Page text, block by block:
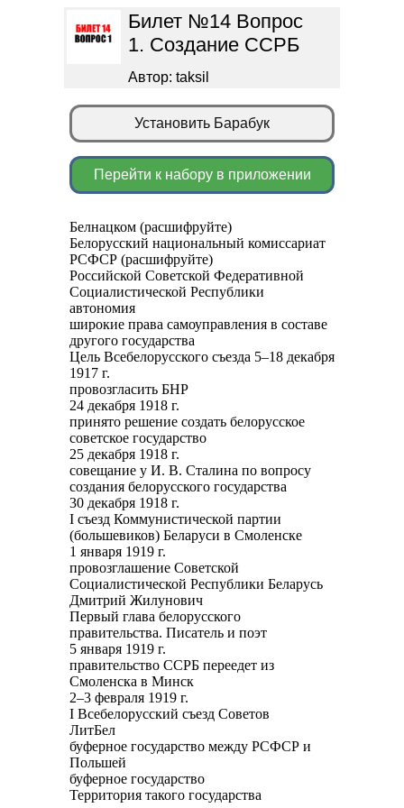
Билет №14 Вопрос
1. Создание ССРБ
Автор: taksil
Установить Барабук
Перейти к набору в приложении
Белнацком (расшифруйте)
Белорусский национальный комиссариат
РСФСР (расшифруйте)
Российской Советской Федеративной
Социалистической Республики
автономия
широкие права самоуправления в составе
другого государства
Цель Всебелорусского съезда 5–18 декабря
1917 г.
провозгласить БНР
24 декабря 1918 г.
принято решение создать белорусское
советское государство
25 декабря 1918 г.
совещание у И. В. Сталина по вопросу
создания белорусского государства
30 декабря 1918 г.
I съезд Коммунистической партии
(большевиков) Беларуси в Смоленске
1 января 1919 г.
провозглашение Советской
Социалистической Республики Беларусь
Дмитрий Жилунович
Первый глава белорусского
правительства. Писатель и поэт
5 января 1919 г.
правительство ССРБ переедет из
Смоленска в Минск
2–3 февраля 1919 г.
I Всебелорусский съезд Советов
ЛитБел
буферное государство между РСФСР и
Польшей
буферное государство
Территория такого государства